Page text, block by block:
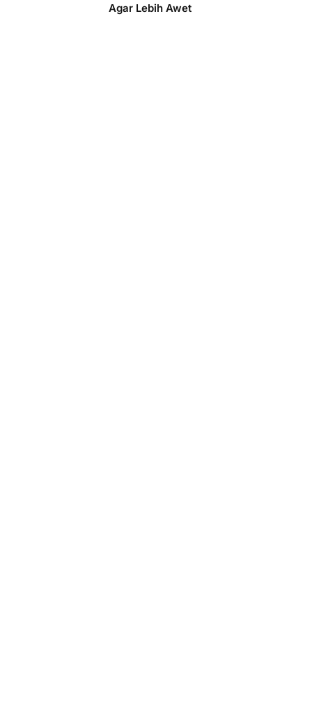
Agar Lebih Awet